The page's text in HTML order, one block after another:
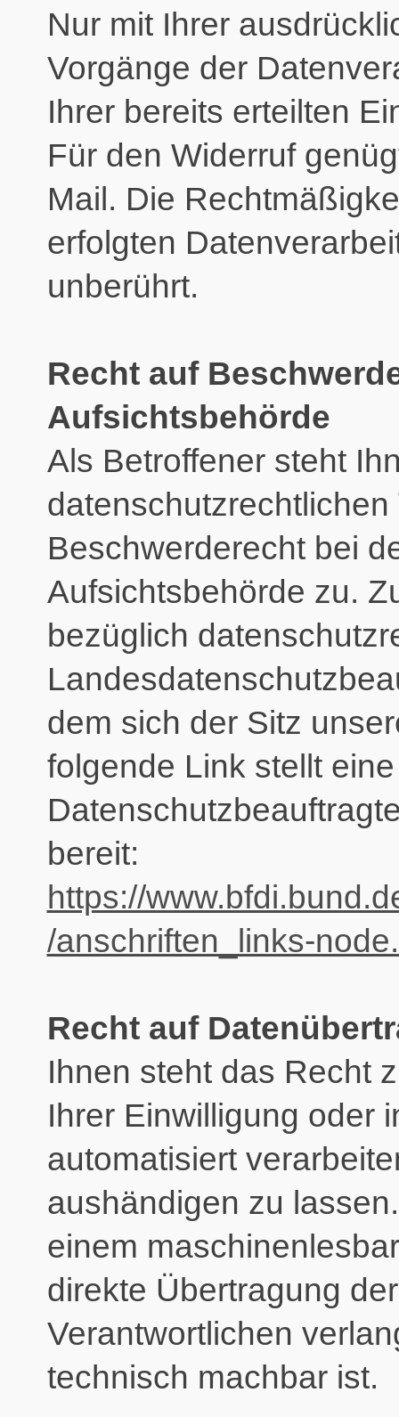
Nur mit Ihrer
Vorgänge der
Ihrer bereits erteilten
Für den Widerruf
Mail. Die
erfolgten
unberührt.
Recht auf
Aufsichtsbehörde
Als Betroffener steht
Beschwerderecht bei
Aufsichtsbehörde zu.
bezüglich
dem sich der Sitz
folgende Link stellt
bereit:
https://
/anschriften_links-
Recht auf
Ihnen steht das Recht
Ihrer Einwilligung oder
automatisiert
aushändigen zu
einem
direkte Übertragung
Verantwortlichen
technisch machbar ist.